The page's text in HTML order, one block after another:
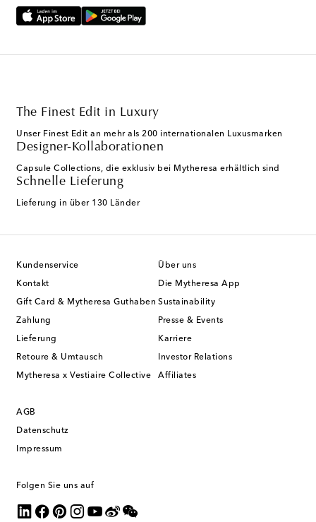
The Finest Edit in Luxury
Unser Finest Edit an mehr als 200 internationalen Luxusmarken
Designer-Kollaborationen
Capsule Collections, die exklusiv bei Mytheresa erhältlich sind
Schnelle Lieferung
Lieferung in über 130 Länder
Kundenservice
Kontakt
Gift Card & Mytheresa Guthaben
Zahlung
Lieferung
Retoure & Umtausch
Mytheresa x Vestiaire Collective
Über uns
Die Mytheresa App
Sustainability
Presse & Events
Karriere
Investor Relations
Affiliates
AGB
Datenschutz
Impressum
Folgen Sie uns auf